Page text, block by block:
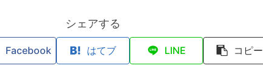
シェアする
Facebook はてブ LINE コピー